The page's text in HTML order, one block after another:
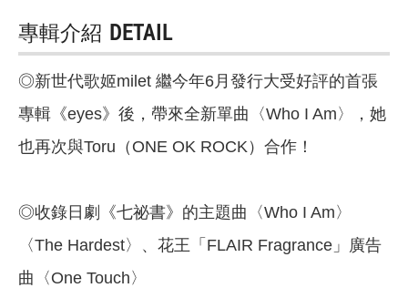
專輯介紹 DETAIL
◎新世代歌姬milet 繼今年6月發行大受好評的首張
專輯《eyes》後，帶來全新單曲〈Who I Am〉，她
也再次與Toru（ONE OK ROCK）合作！
◎收錄日劇《七祕書》的主題曲〈Who I Am〉
〈The Hardest〉、花王「FLAIR Fragrance」廣告
曲〈One Touch〉